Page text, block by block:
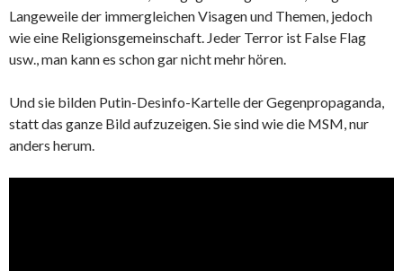
Langeweile der immergleichen Visagen und Themen, jedoch
wie eine Religionsgemeinschaft. Jeder Terror ist False Flag
usw., man kann es schon gar nicht mehr hören.
Und sie bilden Putin-Desinfo-Kartelle der Gegenpropaganda,
statt das ganze Bild aufzuzeigen. Sie sind wie die MSM, nur
anders herum.